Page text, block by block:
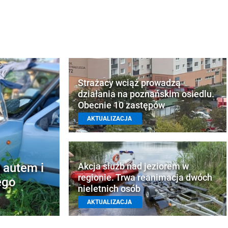
autem i
Strażacy wciąż prowadzą
działania na poznańskim osiedlu.
Obecnie 10 zastępów
AKTUALIZACJA
Akcja służb nad jeziorem w
regionie. Trwa reanimacja dwóch
nieletnich osób
AKTUALIZACJA